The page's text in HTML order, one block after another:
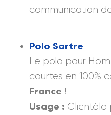
communication
Polo Sartre
Le polo pour
courtes en 100%
France !
Usage : Clientèle